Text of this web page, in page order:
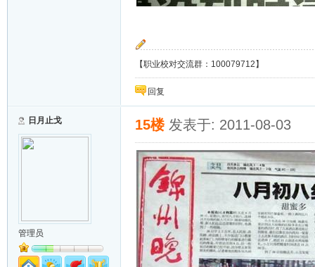
【职业校对交流群：100079712】
回复
日月止戈
管理员
15楼 发表于: 2011-08-03